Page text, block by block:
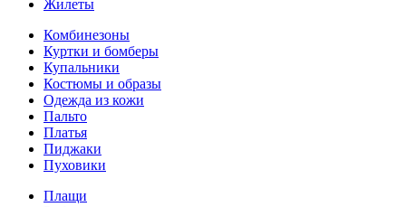
Жилеты
Комбинезоны
Куртки и бомберы
Купальники
Костюмы и образы
Одежда из кожи
Пальто
Платья
Пиджаки
Пуховики
Плащи